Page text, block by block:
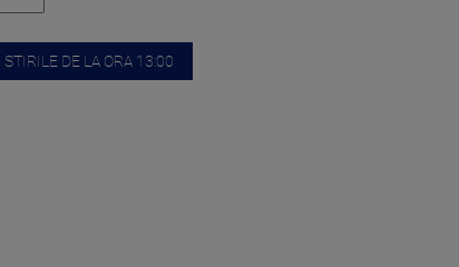
STIRILE DE LA ORA 13:00